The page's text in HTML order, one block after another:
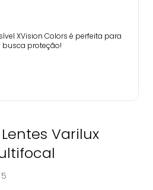
XVision Colors é perfeita para
busca proteção!
Varilux
5